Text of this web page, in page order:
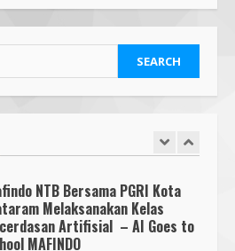
July 2026
NTB Bersama Pesantren
Pendidik
January 2026
NTB Bersama PGRI Kota
Melaksanakan Kelas
Artifisial – AI Goes to
MAFINDO